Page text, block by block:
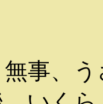
事、